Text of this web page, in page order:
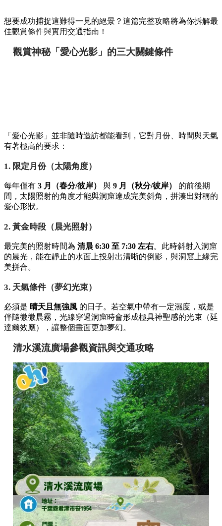
想要成功捕捉這難得一見的絕景？這篇完整攻略將為你拆解最
佳觀賞條件與實用交通指南！
觀賞神秘「愛心光影」的三大關鍵條件
「愛心光影」並非隨時造訪都能看到，它對月份、時間與天氣
有著極高的要求：
1. 限定月份（太陽角度）
每年僅有 3 月（春分/彼岸） 與 9 月（秋分/彼岸）
的前後期
間，太陽照射的角度才能與洞窟達成完美斜角，拼湊出對稱的
愛心形狀。
2. 黃金時段（晨光照射）
最完美的照射時間為 清晨 6:30 至 7:30 左右。此時斜射入洞窟
的晨光，能在靜止的水面上投射出清晰的倒影，與洞窟上緣完
美拼合。
3. 天氣條件（夢幻光束）
必須是 晴天且無強風 的日子。若空氣中帶有一定濕度，或是
伴隨微微晨霧，光線穿過洞窟時會形成極具神聖感的光束（廷
達爾效應），讓整個畫面更加夢幻。
清水溪流廣場參觀資訊與交通攻略